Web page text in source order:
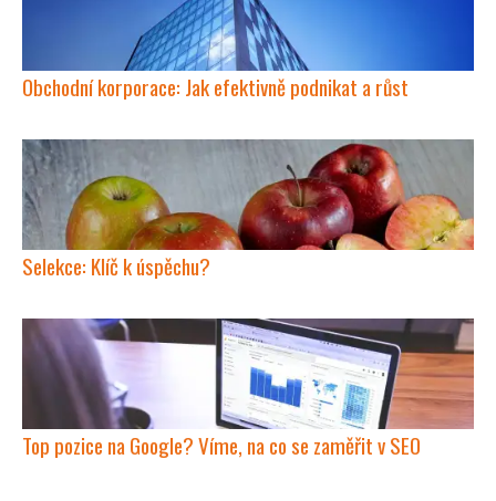
Obchodní korporace: Jak efektivně podnikat a růst
Selekce: Klíč k úspěchu?
Top pozice na Google? Víme, na co se zaměřit v SEO